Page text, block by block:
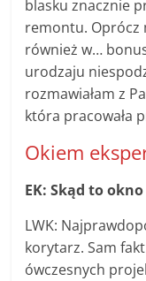
blasku znacznie
remontu. Oprócz
również w…
urodzaju
rozmawiałam z
która pracowała
Okiem
EK: Skąd to
LWK:
korytarz. Sam
ówczesnych